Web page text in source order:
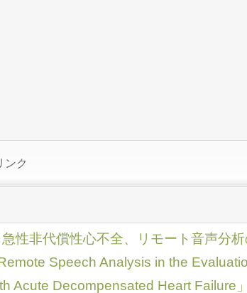
ンク
急性非代償性心不全、リモート音声分
Remote Speech Analysis in the
Acute Decompensated Heart Failure